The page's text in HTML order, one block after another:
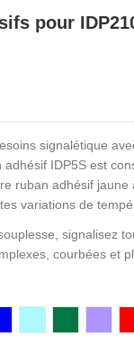
pour
signalétique
IDP5S est
ruban adhésif
variations de
signalisez
courbées et